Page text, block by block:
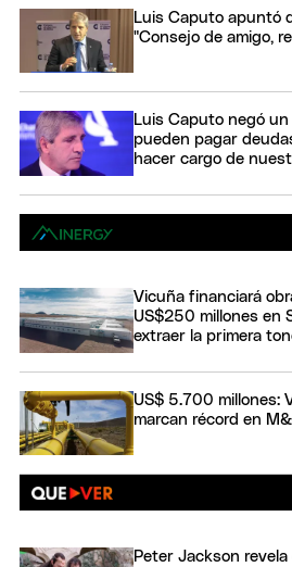
Luis Caputo apuntó
"Consejo de amigo,
Luis Caputo negó
pueden pagar
hacer cargo de
Vicuña financiará
US$250 millones en
extraer la primera
US$ 5.700 millones:
marcan récord en
Peter Jackson